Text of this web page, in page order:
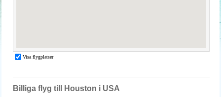
Billiga flyg till Houston i USA